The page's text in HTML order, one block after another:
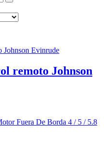
remoto Johnson